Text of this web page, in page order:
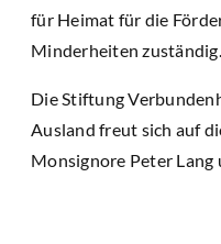
für Heimat für die
Minderheiten zuständig.
Die Stiftung
Ausland freut sich auf
Monsignore Peter Lang